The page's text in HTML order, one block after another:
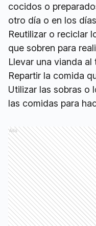
cocidos o
otro día o en los
Reutilizar o reciclar
que sobren para
Llevar una vianda al
Repartir la comida
Utilizar las sobras o
las comidas para
Ads